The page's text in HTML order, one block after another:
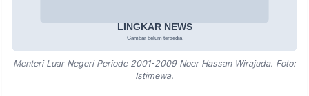
Menteri Luar Negeri Periode 2001-2009 Noer Hassan Wirajuda. Foto:
Istimewa.